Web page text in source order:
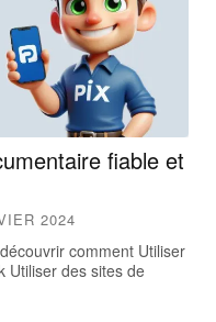
fiable et
2024
comment Utiliser
Utiliser des sites de